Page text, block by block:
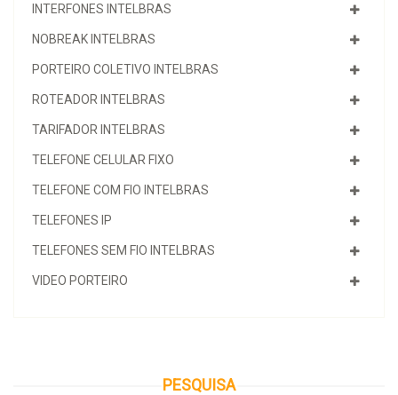
INTERFONES INTELBRAS
NOBREAK INTELBRAS
PORTEIRO COLETIVO INTELBRAS
ROTEADOR INTELBRAS
TARIFADOR INTELBRAS
TELEFONE CELULAR FIXO
TELEFONE COM FIO INTELBRAS
TELEFONES IP
TELEFONES SEM FIO INTELBRAS
VIDEO PORTEIRO
PESQUISA